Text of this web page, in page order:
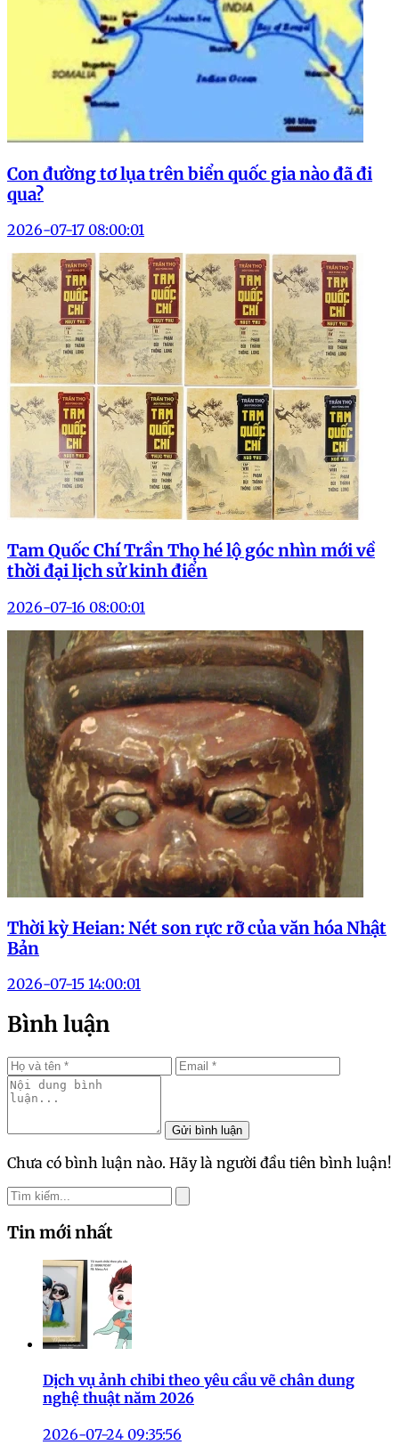
Con đường tơ lụa trên biển quốc gia nào đã đi
qua?
2026-07-17 08:00:01
Tam Quốc Chí Trần Thọ hé lộ góc nhìn mới về
thời đại lịch sử kinh điển
2026-07-16 08:00:01
Thời kỳ Heian: Nét son rực rỡ của văn hóa Nhật
Bản
2026-07-15 14:00:01
Bình luận
Gửi bình luận
Chưa có bình luận nào. Hãy là người đầu tiên bình luận!
Tin mới nhất
Dịch vụ ảnh chibi theo yêu cầu vẽ chân dung
nghệ thuật năm 2026
2026-07-24 09:35:56